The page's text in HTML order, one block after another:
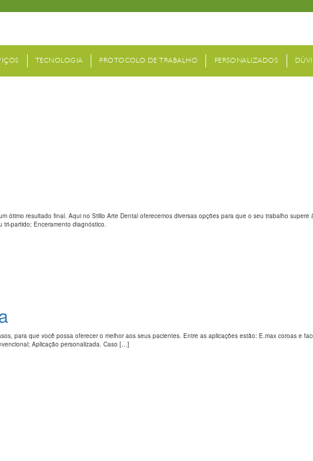
TECNOLOGIA PROTOCOLO DE TRABALHO PERSONALIZADOS
BELO E NATURAL
ótimo resultado final. Aqui no Stillo Arte Dental oferecemos diversas opções para que o seu trabalho
tri-partido; Enceramento diagnóstico.
para que você possa oferecer o melhor aos seus pacientes. Entre as aplicações estão: E.max coroas e
Aplicação personalizada. Caso […]